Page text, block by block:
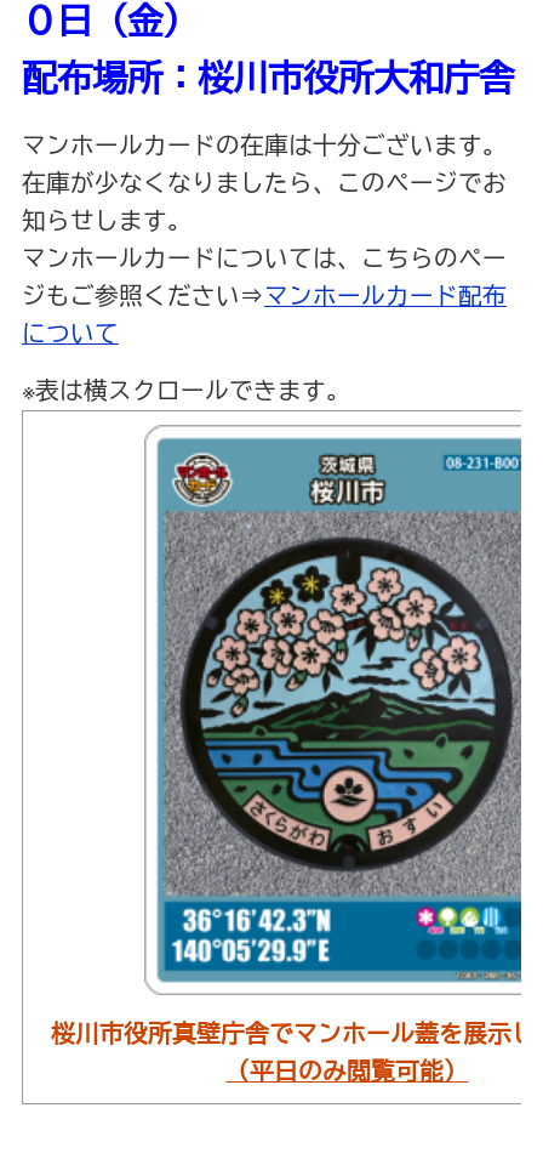
０日（金）
配布場所：桜川市役所大和庁舎
マンホールカードの在庫は十分ございます。
在庫が少なくなりましたら、このページでお
知らせします。
マンホールカードについては、こちらのペー
ジもご参照ください⇒マンホールカード配布
について
※表は横スクロールできます。
桜川市役所真壁庁舎でマンホール蓋を展示
（平日のみ閲覧可能）